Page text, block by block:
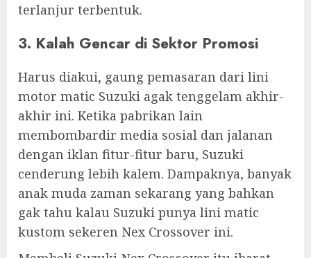
terlanjur terbentuk.
3. Kalah Gencar di Sektor Promosi
Harus diakui, gaung pemasaran dari lini
motor matic Suzuki agak tenggelam akhir-
akhir ini. Ketika pabrikan lain
membombardir media sosial dan jalanan
dengan iklan fitur-fitur baru, Suzuki
cenderung lebih kalem. Dampaknya, banyak
anak muda zaman sekarang yang bahkan
gak tahu kalau Suzuki punya lini matic
kustom sekeren Nex Crossover ini.